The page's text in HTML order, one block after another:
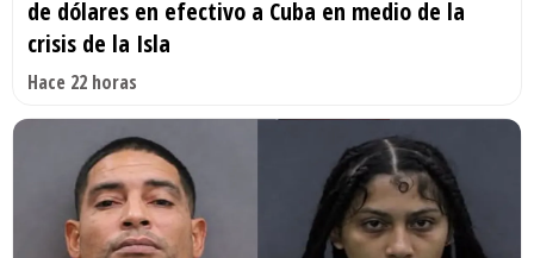
de dólares en efectivo a Cuba en medio de la
crisis de la Isla
Hace 22 horas